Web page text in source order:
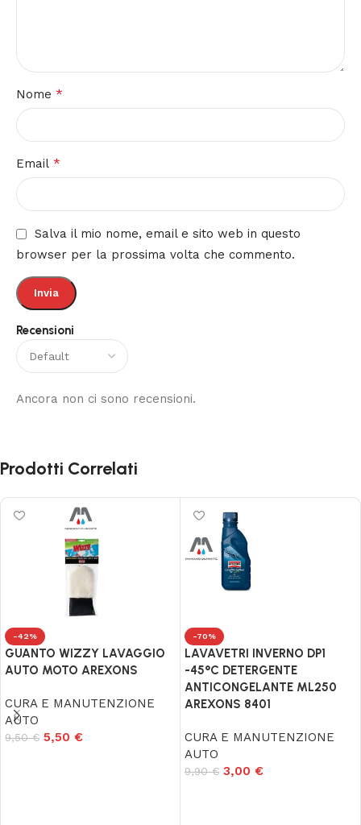
Recensioni
Ancora non ci sono recensioni.
Nome *
Email *
Salva il mio nome, email e sito web in questo
browser per la prossima volta che commento.
Prodotti Correlati
-42%
GUANTO WIZZY LAVAGGIO
AUTO MOTO AREXONS
CURA E MANUTENZIONE
AUTO
9,50€ 5,50 €
-70%
LAVAVETRI INVERNO DP1
-45°C DETERGENTE
ANTICONGELANTE ML250
AREXONS 8401
CURA E MANUTENZIONE
AUTO
9,90€ 3,00 €